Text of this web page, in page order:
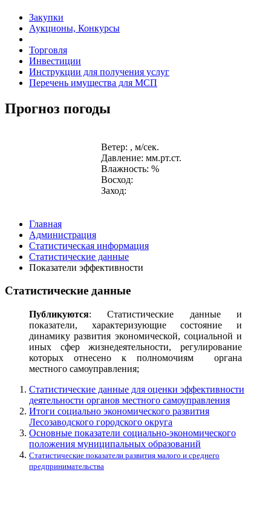
Закупки
Аукционы, Конкурсы
Торговля
Инвестиции
Инструкции для получения услуг
Перечень имущества для МСП
Прогноз погоды
Ветер: , м/сек.
Давление: мм.рт.ст.
Влажность: %
Восход:
Заход:
Главная
Администрация
Статистическая информация
Статистические данные
Показатели эффективности
Статистические данные
Публикуются: Статистические данные и
показатели, характеризующие состояние и
динамику развития экономической, социальной и
иных сфер жизнедеятельности, регулирование
которых отнесено к полномочиям органа
местного самоуправления;
Статистические данные для оценки эффективности
деятельности органов местного самоуправления
Итоги социально экономического развития
Лесозаводского городского округа
Основные показатели социально-экономического
положения муниципальных образований
Статистические показатели развития малого и среднего
предпринимательства